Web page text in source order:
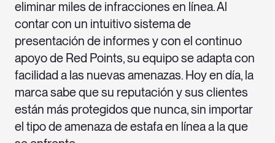
eliminar miles de infracciones en línea. Al
contar con un intuitivo sistema de
presentación de informes y con el continuo
apoyo de Red Points, su equipo se adapta con
facilidad a las nuevas amenazas. Hoy en día, la
marca sabe que su reputación y sus clientes
están más protegidos que nunca, sin importar
el tipo de amenaza de estafa en línea a la que